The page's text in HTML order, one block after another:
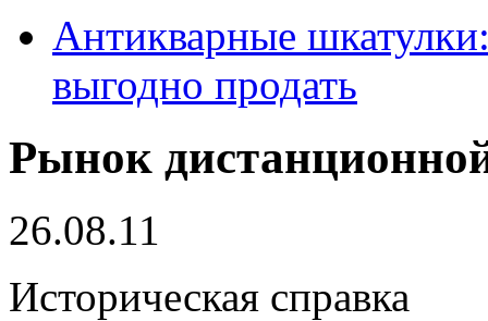
Антикварные
выгодно продать
Рынок
26.08.11
Историческая справка